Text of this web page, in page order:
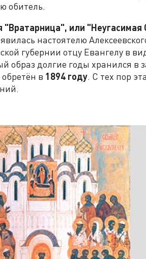
обитель.
или "Неугасимая
настоятелю
губернии отцу Евангелу в
образ долгие годы хранился в
в 1894 году. С тех пор